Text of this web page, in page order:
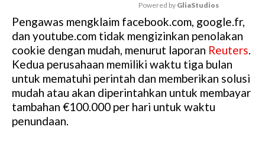
M
u
t
e
Powered by GliaStudios
Pengawas mengklaim facebook.com, google.fr,
dan youtube.com tidak mengizinkan penolakan
cookie dengan mudah, menurut laporan Reuters.
Kedua perusahaan memiliki waktu tiga bulan
untuk mematuhi perintah dan memberikan solusi
mudah atau akan diperintahkan untuk membayar
tambahan €100.000 per hari untuk waktu
penundaan.